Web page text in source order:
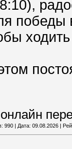
990 | Дата: 09.08.2026 |